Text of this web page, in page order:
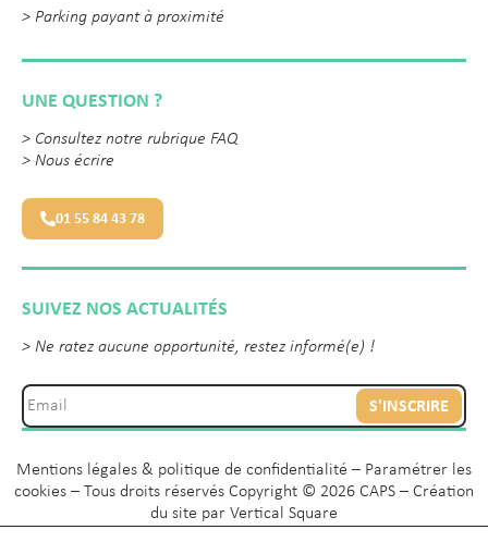
> Parking payant à proximité
UNE QUESTION ?
> Consultez notre rubrique FAQ
> Nous écrire
01 55 84 43 78
SUIVEZ NOS ACTUALITÉS
> Ne ratez aucune opportunité, restez informé(e) !
S'INSCRIRE
Mentions légales & politique de confidentialité – Paramétrer les
cookies – Tous droits réservés Copyright © 2026 CAPS – Création
du site par Vertical Square